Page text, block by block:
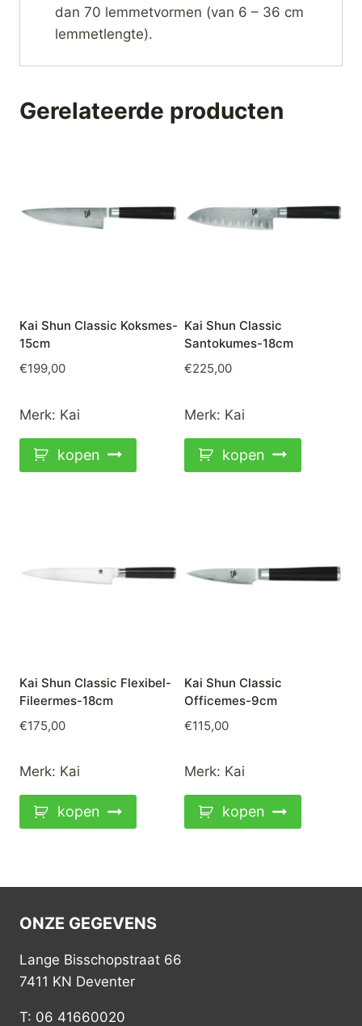
dan 70 lemmetvormen (van 6 – 36 cm
lemmetlengte).
Gerelateerde producten
Kai Shun Classic Koksmes-
15cm
€199,00
Merk: Kai
kopen
Kai Shun Classic
Santokumes-18cm
€225,00
Merk: Kai
kopen
Kai Shun Classic Flexibel-
Fileermes-18cm
€175,00
Merk: Kai
kopen
Kai Shun Classic
Officemes-9cm
€115,00
Merk: Kai
kopen
ONZE GEGEVENS
Lange Bisschopstraat 66
7411 KN Deventer
T: 06 41660020